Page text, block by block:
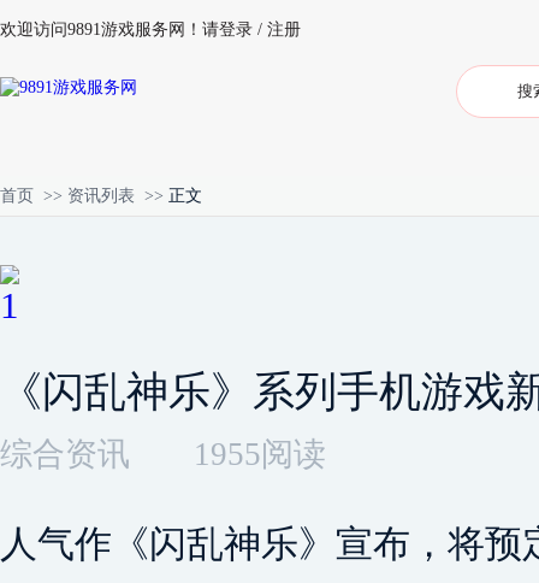
欢迎访问9891游戏服务网！ 请登录 / 注册
首页 >> 资讯列表 >> 正文
《闪乱神乐》系列手机游戏
综合资讯 1955阅读
人气作《闪乱神乐》宣布，将预